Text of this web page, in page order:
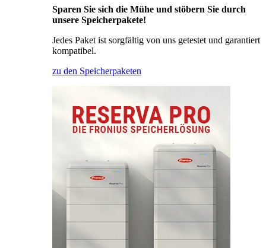
Sparen Sie sich die Mühe und stöbern Sie durch
unsere Speicherpakete!
Jedes Paket ist sorgfältig von uns getestet und garantiert
kompatibel.
zu den Speicherpaketen